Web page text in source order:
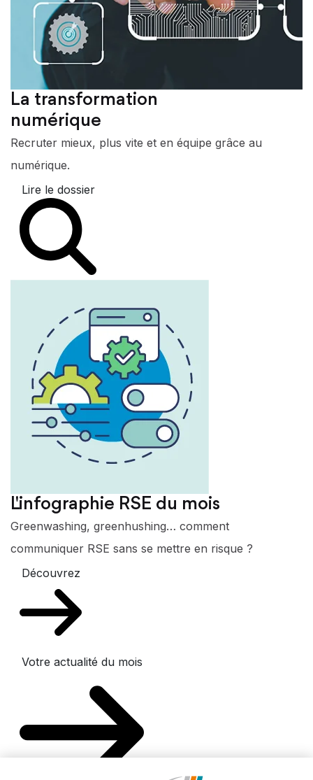
La transformation
numérique
Recruter mieux, plus vite et en équipe grâce au
numérique.
Lire le dossier
L'infographie RSE du mois
Greenwashing, greenhushing… comment
communiquer RSE sans se mettre en risque ?
Découvrez
Votre actualité du mois